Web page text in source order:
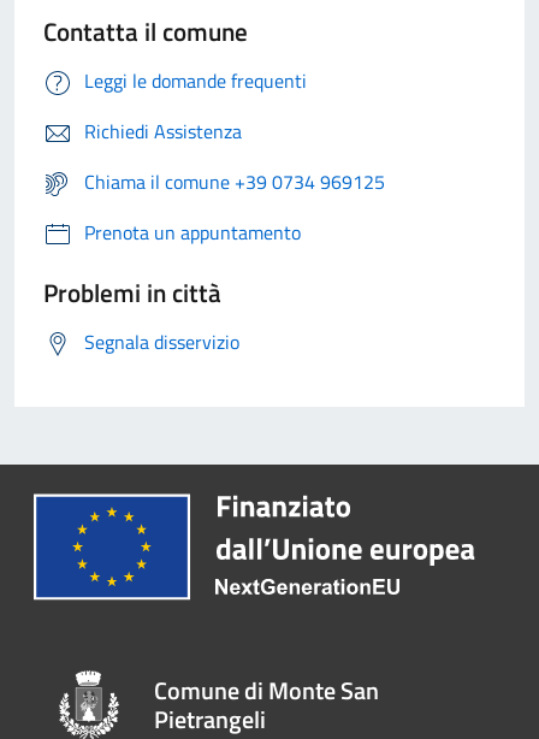
Contatta il comune
Leggi le domande frequenti
Richiedi Assistenza
Chiama il comune +39 0734 969125
Prenota un appuntamento
Problemi in città
Segnala disservizio
Comune di Monte San
Pietrangeli